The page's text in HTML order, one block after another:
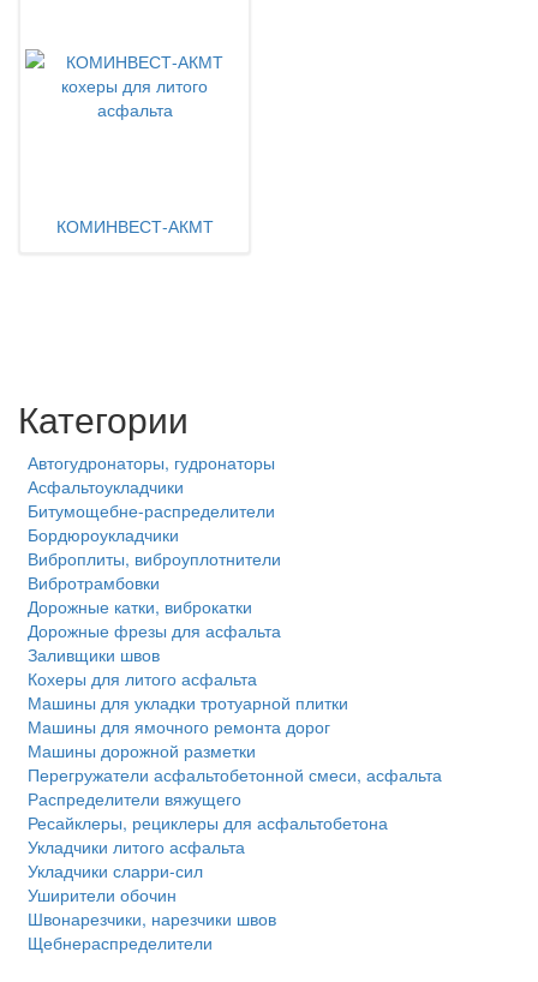
КОМИНВЕСТ-АКМТ
Категории
Автогудронаторы, гудронаторы
Асфальтоукладчики
Битумощебне-распределители
Бордюроукладчики
Виброплиты, виброуплотнители
Вибротрамбовки
Дорожные катки, виброкатки
Дорожные фрезы для асфальта
Заливщики швов
Кохеры для литого асфальта
Машины для укладки тротуарной плитки
Машины для ямочного ремонта дорог
Машины дорожной разметки
Перегружатели асфальтобетонной смеси, асфальта
Распределители вяжущего
Ресайклеры, рециклеры для асфальтобетона
Укладчики литого асфальта
Укладчики сларри-сил
Уширители обочин
Швонарезчики, нарезчики швов
Щебнераспределители